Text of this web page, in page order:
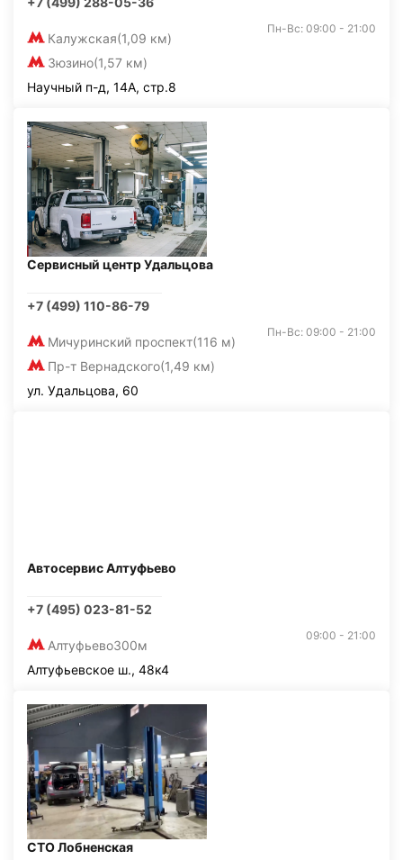
Калужская(1,09 км)
Зюзино(1,57 км)
Пн-Вс: 09:00 - 21:00
Научный п-д, 14А, стр.8
Сервисный центр Удальцова
+7 (499) 110-86-79
Мичуринский проспект(116 м)
Пр-т Вернадского(1,49 км)
Пн-Вс: 09:00 - 21:00
ул. Удальцова, 60
Автосервис Алтуфьево
+7 (495) 023-81-52
Алтуфьево300м
09:00 - 21:00
Алтуфьевское ш., 48к4
СТО Лобненская